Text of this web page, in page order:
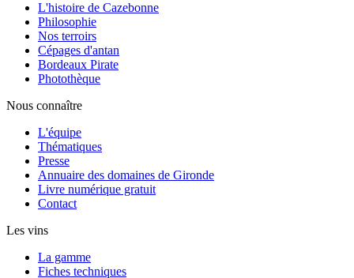
L'histoire de Cazebonne
Philosophie
Nos terroirs
Cépages d'antan
Bordeaux Pirate
Photothèque
Nous connaître
L'équipe
Thématiques
Presse
Annuaire des domaines de Gironde
Livre numérique gratuit
Contact
Les vins
La gamme
Fiches techniques